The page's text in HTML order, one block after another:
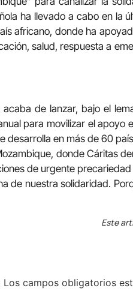
ha llevado a cabo en la
africano, donde ha
salud, respuesta a
de lanzar, bajo el
para movilizar el apoyo
en más de 60
donde Cáritas
de urgente
de nuestra solidaridad.
Este
Los campos obligatorios